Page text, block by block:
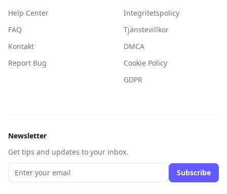
Help Center
FAQ
Kontakt
Report Bug
Integritetspolicy
Tjänstevillkor
DMCA
Cookie Policy
GDPR
Newsletter
Get tips and updates to your inbox.
Subscribe